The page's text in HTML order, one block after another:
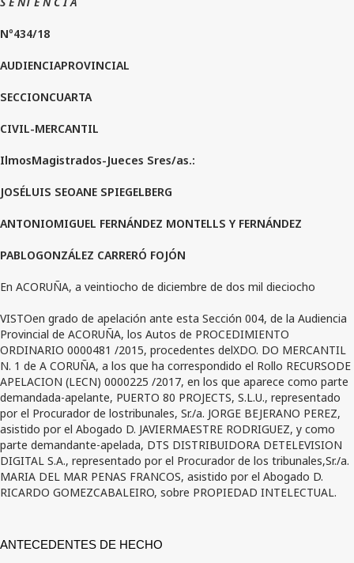
Nº434/18
AUDIENCIAPROVINCIAL
SECCIONCUARTA
CIVIL-MERCANTIL
IlmosMagistrados-Jueces Sres/as.:
JOSÉLUIS SEOANE SPIEGELBERG
ANTONIOMIGUEL FERNÁNDEZ MONTELLS Y FERNÁNDEZ
PABLOGONZÁLEZ CARRERÓ FOJÓN
En ACORUÑA, a veintiocho de diciembre de dos mil dieciocho
VISTOen grado de apelación ante esta Sección 004, de la Audiencia
Provincial de ACORUÑA, los Autos de PROCEDIMIENTO
ORDINARIO 0000481 /2015, procedentes delXDO. DO MERCANTIL
N. 1 de A CORUÑA, a los que ha correspondido el Rollo RECURSODE
APELACION (LECN) 0000225 /2017, en los que aparece como parte
demandada-apelante, PUERTO 80 PROJECTS, S.L.U., representado
por el Procurador de lostribunales, Sr./a. JORGE BEJERANO PEREZ,
asistido por el Abogado D. JAVIERMAESTRE RODRIGUEZ, y como
parte demandante-apelada, DTS DISTRIBUIDORA DETELEVISION
DIGITAL S.A., representado por el Procurador de los tribunales,Sr./a.
MARIA DEL MAR PENAS FRANCOS, asistido por el Abogado D.
RICARDO GOMEZCABALEIRO, sobre PROPIEDAD INTELECTUAL.
ANTECEDENTES DE HECHO